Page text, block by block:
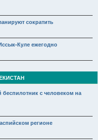
сократить
Куле ежегодно
с человеком на
регионе